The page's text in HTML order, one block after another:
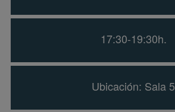
17:30-19:30h.
Ubicación: Sala 5